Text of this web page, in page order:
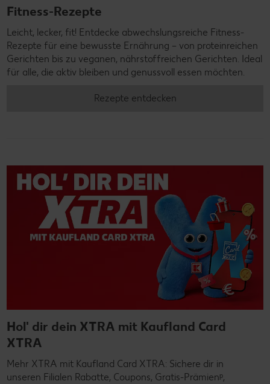
Fitness-Rezepte
Leicht, lecker, fit! Entdecke abwechslungsreiche Fitness-
Rezepte für eine bewusste Ernährung – von proteinreichen
Gerichten bis zu veganen, nährstoffreichen Gerichten. Ideal
für alle, die aktiv bleiben und genussvoll essen möchten.
Rezepte entdecken
Hol' dir dein XTRA mit Kaufland Card
XTRA
Mehr XTRA mit Kaufland Card XTRA: Sichere dir in
unseren Filialen Rabatte, Coupons, Gratis-Prämienᵖ,